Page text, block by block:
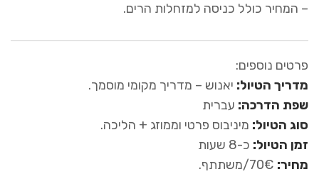
– המחיר כולל כניסה למזחלות הרים.
פרטים נוספים:
מדריך הטיול: יאנוש – מדריך מקומי מוסמך.
שפת הדרכה: עברית
סוג הטיול: מיניבוס פרטי וממוזג + הליכה.
זמן הטיול: כ-8 שעות
מחיר: